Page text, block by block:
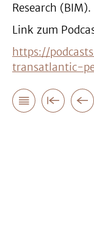
Research (BIM).
Link zum
https://
transatlantic-